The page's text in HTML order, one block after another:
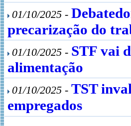
01/10/2025 -
precarização do
01/10/2025 - STF vai
alimentação
01/10/2025 - TST
empregados